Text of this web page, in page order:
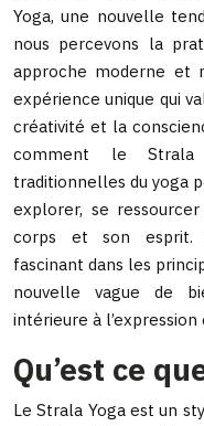
Yoga, une nouvelle
nous percevons la
approche moderne et
expérience unique qui
créativité et la
comment le Strala
traditionnelles du yoga
explorer, se
corps et son esprit.
fascinant dans les
nouvelle vague de
intérieure à
Qu’est ce
Le Strala Yoga est un